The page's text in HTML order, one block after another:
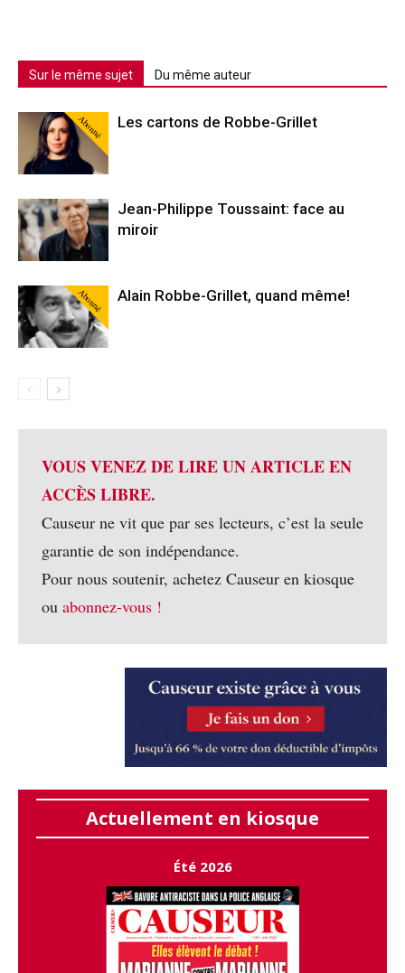
Sur le même sujet Du même auteur
Abonné Les cartons de Robbe-Grillet
Jean-Philippe Toussaint: face au
miroir
Abonné Alain Robbe-Grillet, quand même!
VOUS VENEZ DE LIRE UN ARTICLE EN
ACCÈS LIBRE.
Causeur ne vit que par ses lecteurs, c’est la seule
garantie de son indépendance.
Pour nous soutenir, achetez Causeur en kiosque
ou abonnez-vous !
Actuellement en kiosque
Été 2026